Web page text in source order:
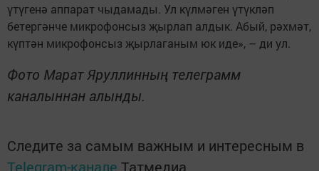
үтүгенә аппарат чыдамады. Ул күлмәген үтүкләп
бетергәнче микрофонсыз җырлап алдык. Абый, рәхмәт,
күптән микрофонсыз җырлаганым юк иде», – ди ул.
Фото Марат Яруллинның телеграмм
каналыннан алынды.
Следите за самым важным и интересным в
Telegram-канале Татмедиа